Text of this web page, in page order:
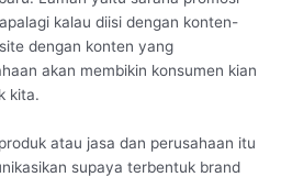
kalau diisi dengan konten-
dengan konten yang
akan membikin konsumen kian
kita.
atau jasa dan perusahaan itu
supaya terbentuk brand